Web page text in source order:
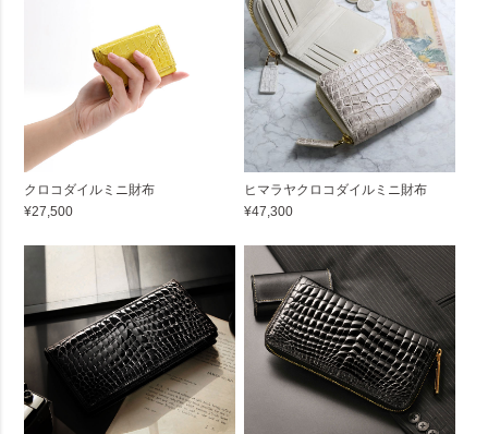
クロコダイルミニ財布
¥27,500
ヒマラヤクロコダイルミニ財布
¥47,300